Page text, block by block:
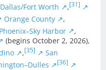
Dallas/Fort Worth ,[31]
Orange County
,
Phoenix–Sky Harbor
,
(begins October 2, 2026),
,[35]
San
[36]